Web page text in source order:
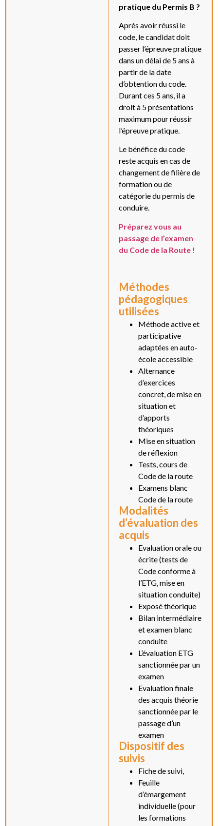
pratique du Permis B ?
Après avoir réussi le
code, le candidat doit
passer l’épreuve pratique
dans un délai de 5 ans à
partir de la date
d’obtention du code.
Durant ces 5 ans, il a
droit à 5 présentations
maximum pour réussir
l’épreuve pratique.
Le bénéfice du code
reste acquis en cas de
changement de filière de
formation ou de
catégorie du permis de
conduire.
Préparez vous au
passage de l’examen
du Code de la Route !
Méthodes
pédagogiques
utilisées
Méthode active et
participative
adaptées en auto-
école accessible
Alternance
d’exercices
concret, de mise en
situation et
d’apports
théoriques
Mise en situation
de réflexion
Tests, cours de
Code de la route
Examens blanc
Code de la route
Modalités
d’évaluation des
acquis
Evaluation orale ou
écrite (tests de
Code conforme à
l’ETG, mise en
situation conduite)
Exposé théorique
Bilan intermédiaire
et examen blanc
conduite
L’évaluation ETG
sanctionnée par un
examen
Evaluation finale
des acquis théorie
sanctionnée par le
passage d’un
examen
Dispositif des
suivis
Fiche de suivi,
Feuille
d’émargement
individuelle (pour
les formations